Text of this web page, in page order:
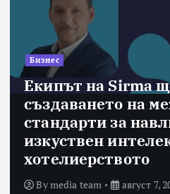
Бизнес
Екипът на Sirma
създаването на
стандарти за
изкуствен
хотелиерството
Bymedia team август 7,